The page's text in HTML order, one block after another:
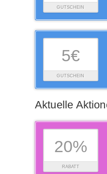
GUTSCHEIN
5€
GUTSCHEIN
Aktuelle
20%
RABATT